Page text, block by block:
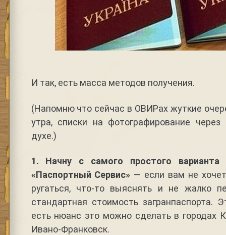
И так, есть масса методов получения.
(Напомню что сейчас в ОВИРах жуткие
утра, списки на фотографирование
духе.)
1. Начну с самого простого варианта
«Паспортный Сервис» — если вам не
ругаться, что-то выяснять и не жалко
стандартная стоимость загранпаспорта.
есть нюанс это можно сделать в городах
Ивано-Франковск.